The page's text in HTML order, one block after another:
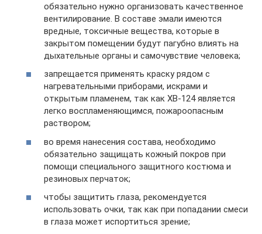
обязательно нужно организовать качественное
вентилирование. В составе эмали имеются
вредные, токсичные вещества, которые в
закрытом помещении будут пагубно влиять на
дыхательные органы и самочувствие человека;
запрещается применять краску рядом с
нагревательными приборами, искрами и
открытым пламенем, так как ХВ-124 является
легко воспламеняющимся, пожароопасным
раствором;
во время нанесения состава, необходимо
обязательно защищать кожный покров при
помощи специального защитного костюма и
резиновых перчаток;
чтобы защитить глаза, рекомендуется
использовать очки, так как при попадании смеси
в глаза может испортиться зрение;